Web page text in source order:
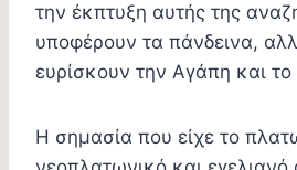
την έκπτυξη αυτής της
υποφέρουν τα πάνδεινα,
ευρίσκουν την Αγάπη και
Η σημασία που είχε το